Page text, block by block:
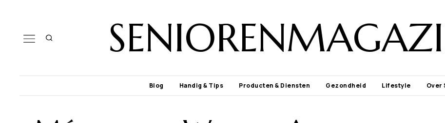
Blog Handig & Tips Producten & Diensten Gezondheid Lifestyle Over